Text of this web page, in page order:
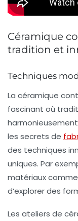
Céramique
tradition et
Techniques
La céramique
fascinant où
les secrets de
des techniques
uniques. Par
matériaux
d’explorer des
Les ateliers de